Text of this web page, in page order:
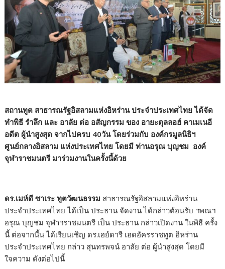
สถานทูต สาธารณรัฐอิสลามแห่งอิหร่าน ประจำประเทศไทย ได้จัด
ทำพิธี รำลึก และ อาลัย ต่อ อสัญกรรม ของ อายะตุลลอฮ์ คาเมเนอี
อดีต ผู้นำสูงสุด จากไปครบ 40วัน โดยร่วมกับ องค์กรมูลนิธิฯ
ศูนย์กลางอิสลาม แห่งประเทศไทย โดยมี ท่านอรุณ บุญชม องค์
จุฬาราชมนตรี มาร่วมงานในครั้งนี้ด้วย
ดร.เมห์ดี ซาเระ ทูตวัฒนธรรม สาธารณรัฐอิสลามแห่งอิหร่าน
ประจำประเทศไทย ได้เป็น ประธาน จัดงาน ได้กล่าวต้อนรับ ฯพณฯ
อรุณ บุญชม จุฬาฯราชมนตรี เป็น ประธาน กล่าวเปิดงาน ในพิธี ครั้ง
นี้ ต่อจากนี้น ได้เรียนเชิญ ดร.เฮย์ดารี เฮดอัครราชทูต อิหร่าน
ประจำประเทศไทย กล่าว สุนทรพจน์ อาลัย ต่อ ผู้นำสูงสุด โดยมี
ใจความ ดังต่อไปนี้